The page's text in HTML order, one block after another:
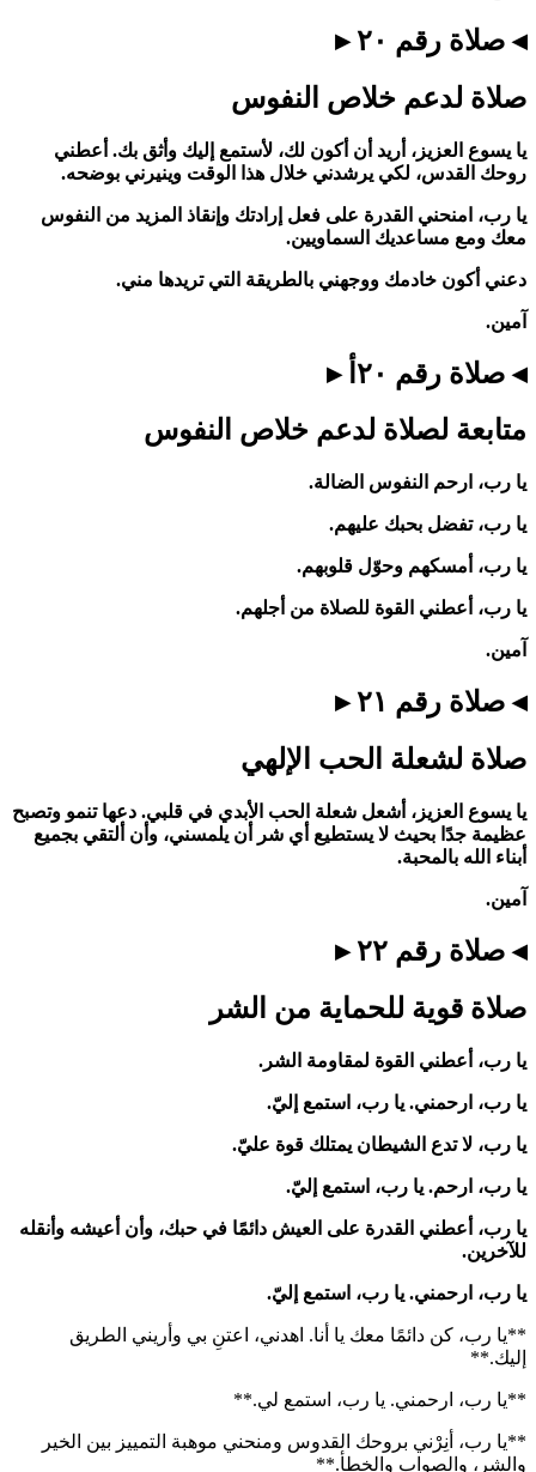
◂ صلاة رقم ٢٠ ▸
صلاة لدعم خلاص النفوس
يا يسوع العزيز، أريد أن أكون لك، لأستمع إليك وأثق بك. أعطني
روحك القدس، لكي يرشدني خلال هذا الوقت وينيرني بوضحه.
يا رب، امنحني القدرة على فعل إرادتك وإنقاذ المزيد من النفوس
معك ومع مساعديك السماويين.
دعني أكون خادمك ووجهني بالطريقة التي تريدها مني.
آمين.
◂ صلاة رقم ٢٠أ ▸
متابعة لصلاة لدعم خلاص النفوس
يا رب، ارحم النفوس الضالة.
يا رب، تفضل بحبك عليهم.
يا رب، أمسكهم وحوّل قلوبهم.
يا رب، أعطني القوة للصلاة من أجلهم.
آمين.
◂ صلاة رقم ٢١ ▸
صلاة لشعلة الحب الإلهي
يا يسوع العزيز، أشعل شعلة الحب الأبدي في قلبي. دعها تنمو وتصبح
عظيمة جدًا بحيث لا يستطيع أي شر أن يلمسني، وأن ألتقي بجميع
أبناء الله بالمحبة.
آمين.
◂ صلاة رقم ٢٢ ▸
صلاة قوية للحماية من الشر
يا رب، أعطني القوة لمقاومة الشر.
يا رب، ارحمني. يا رب، استمع إليّ.
يا رب، لا تدع الشيطان يمتلك قوة عليّ.
يا رب، ارحم. يا رب، استمع إليّ.
يا رب، أعطني القدرة على العيش دائمًا في حبك، وأن أعيشه وأنقله
للآخرين.
يا رب، ارحمني. يا رب، استمع إليّ.
**يا رب، كن دائمًا معك يا أنا. اهدني، اعتنِ بي وأريني الطريق
إليك.**
**يا رب، ارحمني. يا رب، استمع لي.**
**يا رب، أنِرْني بروحك القدوس ومنحني موهبة التمييز بين الخير
والشر، والصواب والخطأ.**